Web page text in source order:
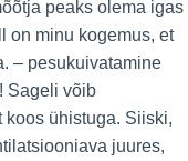
peaks olema igas
on minu kogemus, et
– pesukuivatamine
Sageli võib
ühistuga. Siiski,
juures,